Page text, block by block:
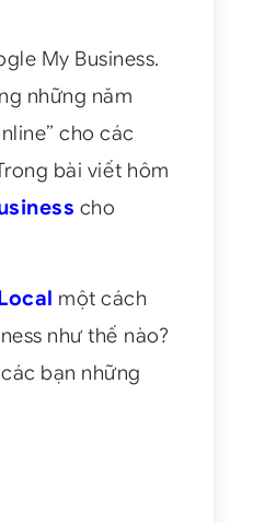
My Business.
những năm
cho các
bài viết hôm
cho
một cách
như thế nào?
bạn những